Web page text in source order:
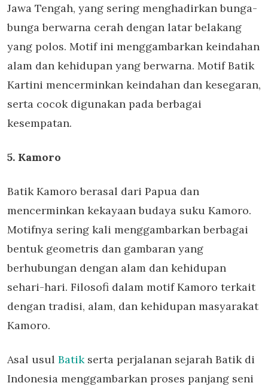
Jawa Tengah, yang sering menghadirkan bunga-
bunga berwarna cerah dengan latar belakang
yang polos. Motif ini menggambarkan keindahan
alam dan kehidupan yang berwarna. Motif Batik
Kartini mencerminkan keindahan dan kesegaran,
serta cocok digunakan pada berbagai
kesempatan.
5. Kamoro
Batik Kamoro berasal dari Papua dan
mencerminkan kekayaan budaya suku Kamoro.
Motifnya sering kali menggambarkan berbagai
bentuk geometris dan gambaran yang
berhubungan dengan alam dan kehidupan
sehari-hari. Filosofi dalam motif Kamoro terkait
dengan tradisi, alam, dan kehidupan masyarakat
Kamoro.
Asal usul Batikserta perjalanan sejarah Batik di
Indonesia menggambarkan proses panjang seni